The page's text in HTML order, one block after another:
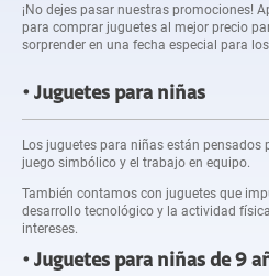
¡No dejes pasar nuestras promociones!
para comprar juguetes al mejor precio
sorprender en una fecha especial para
Juguetes para niñas
Los juguetes para niñas están pensados
juego simbólico y el trabajo en equipo.
También contamos con juguetes que
desarrollo tecnológico y la actividad
intereses.
Juguetes para niñas de 9